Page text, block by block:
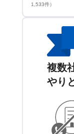
1,533件）
複数
やり